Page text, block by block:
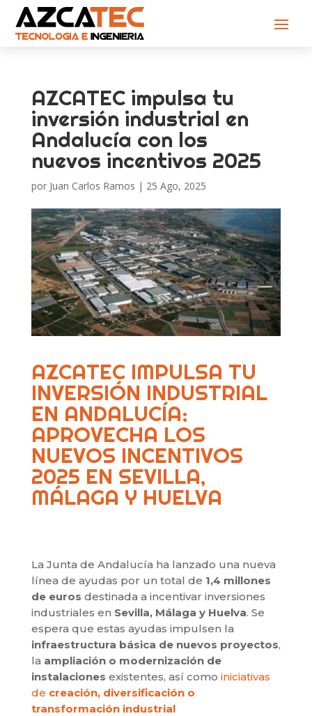
AZCATEC impulsa tu
inversión industrial en
Andalucía con los
nuevos incentivos 2025
por Juan Carlos Ramos | 25 Ago, 2025
AZCATEC IMPULSA TU
INVERSIÓN INDUSTRIAL
EN ANDALUCÍA:
APROVECHA LOS
NUEVOS INCENTIVOS
2025 EN SEVILLA,
MÁLAGA Y HUELVA
La Junta de Andalucía ha lanzado una nueva
línea de ayudas por un total de 1,4 millones
de euros destinada a incentivar inversiones
industriales en Sevilla, Málaga y Huelva. Se
espera que estas ayudas impulsen la
infraestructura básica de nuevos proyectos,
la ampliación o modernización de
instalaciones existentes, así como iniciativas
de creación, diversificación o
transformación industrial